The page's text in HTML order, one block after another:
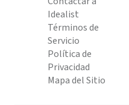
Idealist
Términos de
Servicio
Política de
Privacidad
Mapa del Sitio